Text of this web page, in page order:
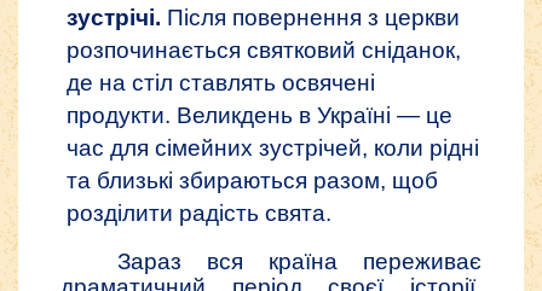
зустрічі. Після повернення з церкви
розпочинається святковий сніданок,
де на стіл ставлять освячені
продукти. Великдень в Україні — це
час для сімейних зустрічей, коли рідні
та близькі збираються разом, щоб
розділити радість свята.
Зараз вся країна переживає